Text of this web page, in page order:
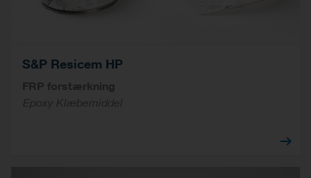
S&P Resicem HP
FRP forstærkning
Epoxy Klæbemiddel